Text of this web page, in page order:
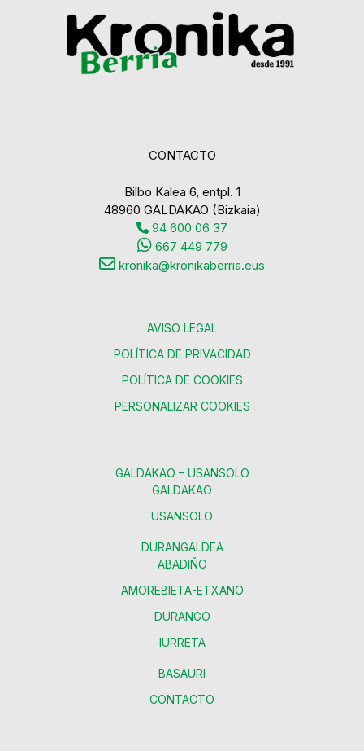
CONTACTO
Bilbo Kalea 6, entpl. 1
48960 GALDAKAO (Bizkaia)
94 600 06 37
667 449 779
kronika@kronikaberria.eus
AVISO LEGAL
POLÍTICA DE PRIVACIDAD
POLÍTICA DE COOKIES
PERSONALIZAR COOKIES
GALDAKAO – USANSOLO
GALDAKAO
USANSOLO
DURANGALDEA
ABADIÑO
AMOREBIETA-ETXANO
DURANGO
IURRETA
BASAURI
CONTACTO